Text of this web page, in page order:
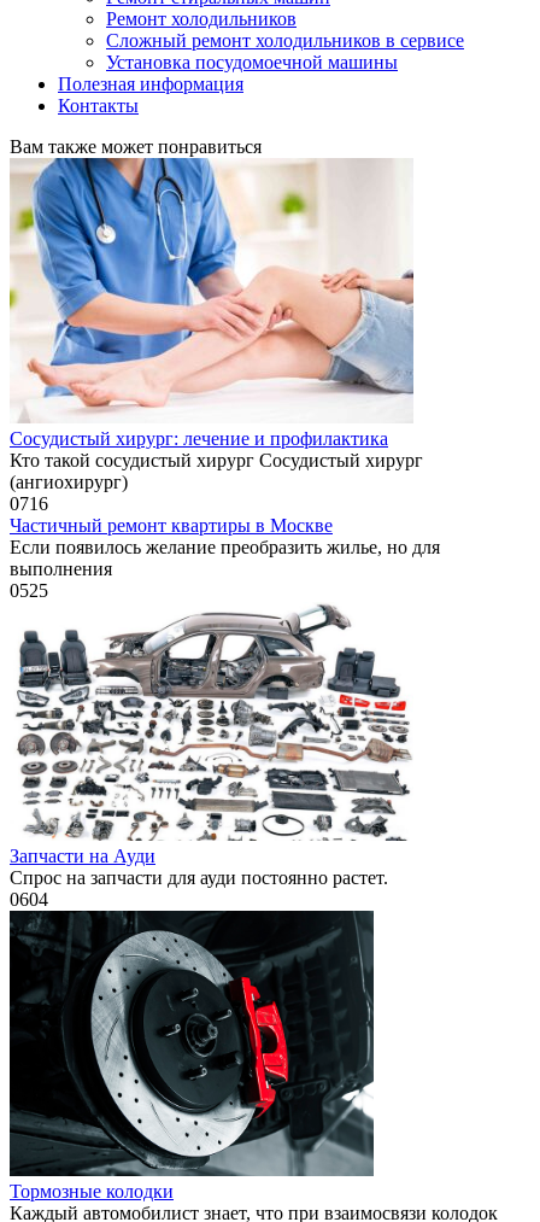
Ремонт холодильников
Сложный ремонт холодильников в сервисе
Установка посудомоечной машины
Полезная информация
Контакты
Вам также может понравиться
Сосудистый хирург: лечение и профилактика
Кто такой сосудистый хирург Сосудистый хирург
(ангиохирург)
0716
Частичный ремонт квартиры в Москве
Если появилось желание преобразить жилье, но для
выполнения
0525
Запчасти на Ауди
Спрос на запчасти для ауди постоянно растет.
0604
Тормозные колодки
Каждый автомобилист знает, что при взаимосвязи колодок